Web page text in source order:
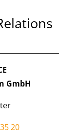
GmbH
20